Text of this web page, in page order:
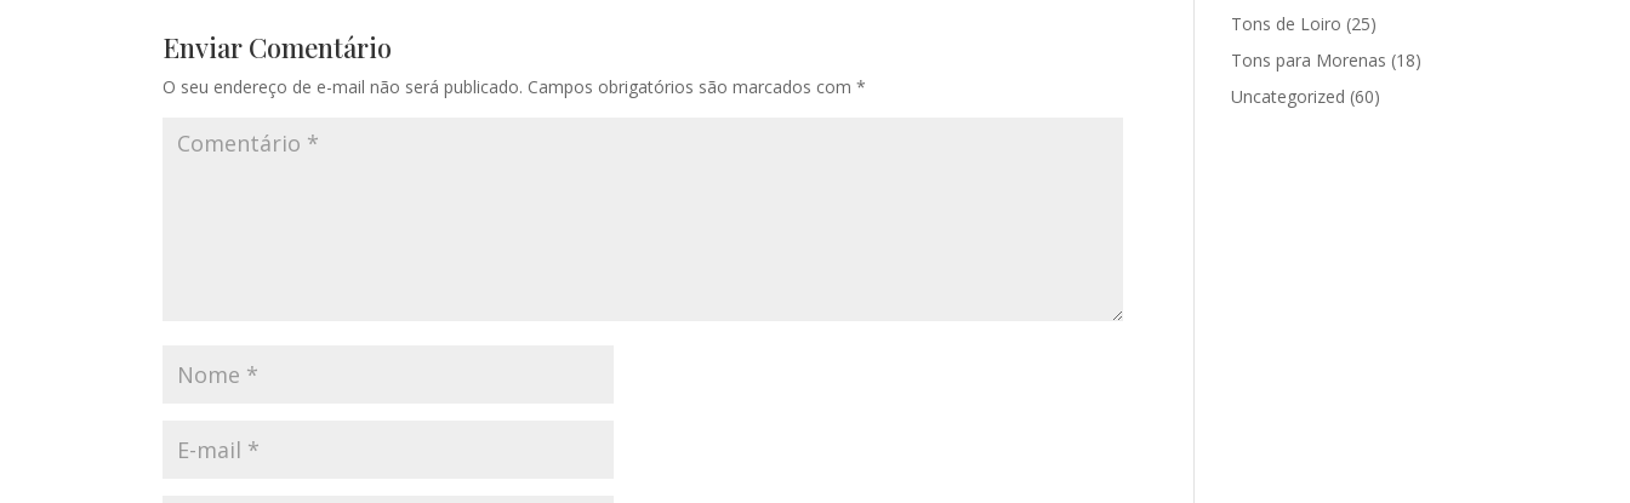
Enviar Comentário
O seu endereço de e-mail não será publicado. Campos obrigatórios são marcados com*
Tons de Loiro (25)
Tons para Morenas (18)
Uncategorized (60)